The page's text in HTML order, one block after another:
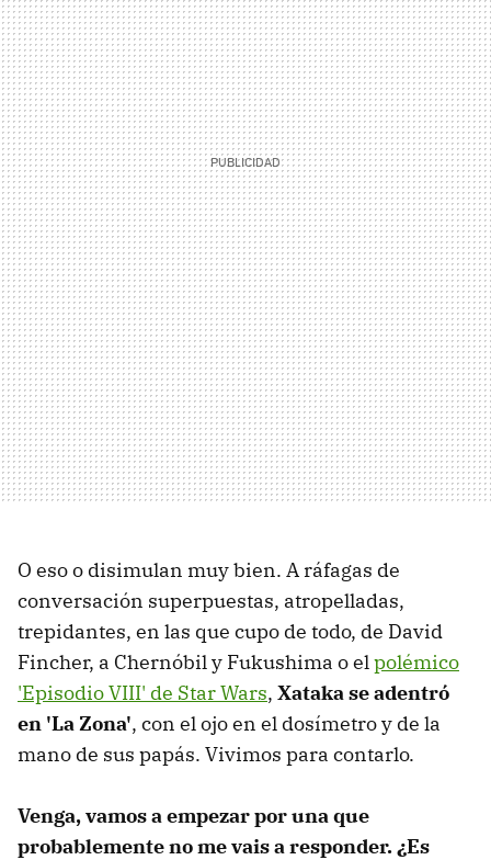
O eso o disimulan muy bien. A ráfagas de
conversación superpuestas, atropelladas,
trepidantes, en las que cupo de todo, de David
Fincher, a Chernóbil y Fukushima o elpolémico
'Episodio VIII' de Star Wars, Xataka se adentró
en 'La Zona', con el ojo en el dosímetro y de la
mano de sus papás. Vivimos para contarlo.
Venga, vamos a empezar por una que
probablemente no me vais a responder. ¿Es